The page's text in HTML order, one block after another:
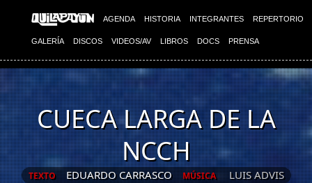
AGENDA HISTORIA INTEGRANTES REPERTORIO
GALERÍA DISCOS VIDEOS/AV LIBROS DOCS PRENSA
CUECA LARGA DE LA
NCCH
TEXTO EDUARDO CARRASCO MÚSICA LUIS ADVIS